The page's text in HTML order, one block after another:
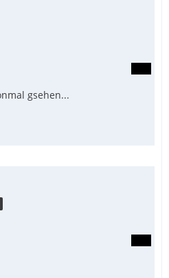
gsehen...